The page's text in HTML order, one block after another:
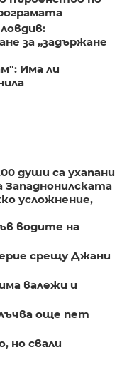
за „задържане
Има ли
души са ухапани
Западнонилската
усложнение,
водите на
срещу Джани
валежи и
още пет
но свали